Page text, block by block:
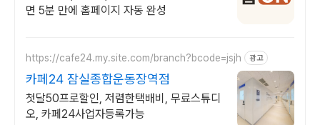
면 5분 만에 홈페이지 자동 완성
https://cafe24.my.site.com/branch?bcode=jsjh 광고
카페24 잠실종합운동장역점
첫달50프로할인, 저렴한택배비, 무료스튜디
오, 카페24사업자등록가능